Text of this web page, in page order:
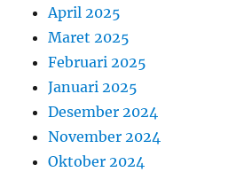
April 2025
Maret 2025
Februari 2025
Januari 2025
Desember 2024
November 2024
Oktober 2024